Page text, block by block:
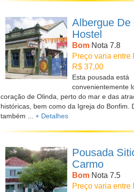
Albergue De
Hostel
Bom Nota 7.8
Preço varia entre
R$ 37,00
Esta pousada está
convenientemente
coração de Olinda, perto do mar e das
históricas, bem como da Igreja do Bonfim.
também ... + Detalhes
Pousada
Carmo
Bom Nota 7.5
Preço varia entre